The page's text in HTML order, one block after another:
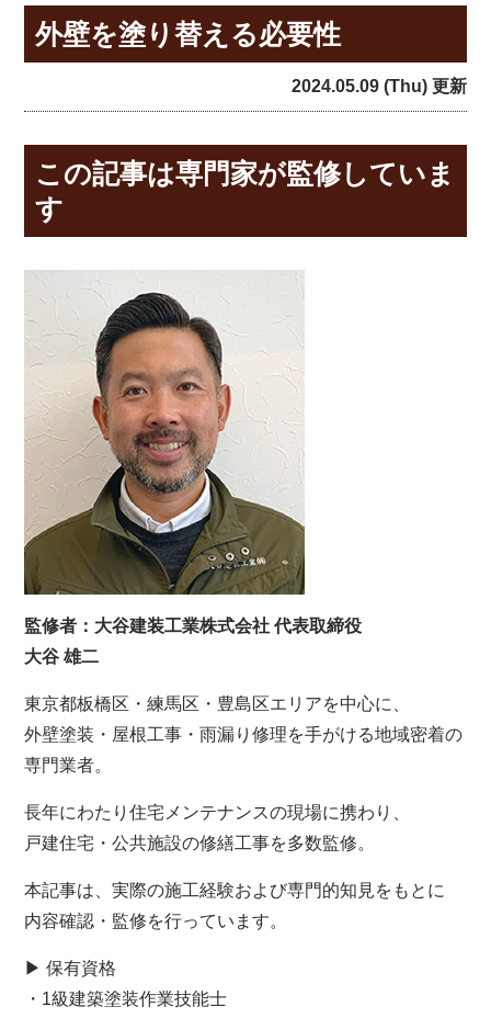
外壁を塗り替える必要性
2024.05.09 (Thu) 更新
この記事は専門家が監修していま
す
監修者：大谷建装工業株式会社 代表取締役
大谷 雄二
東京都板橋区・練馬区・豊島区エリアを中心に、
外壁塗装・屋根工事・雨漏り修理を手がける地域密着の
専門業者。
長年にわたり住宅メンテナンスの現場に携わり、
戸建住宅・公共施設の修繕工事を多数監修。
本記事は、実際の施工経験および専門的知見をもとに
内容確認・監修を行っています。
▶ 保有資格
・1級建築塗装作業技能士